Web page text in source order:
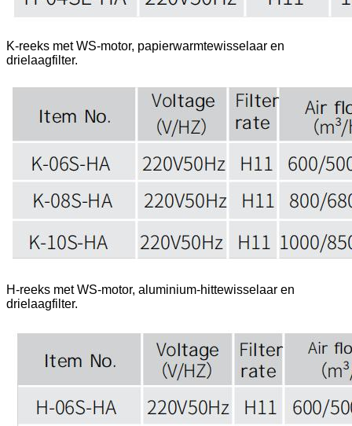
K-reeks met WS-motor, papierwarmtewisselaar en
drielaagfilter.
H-reeks met WS-motor, aluminium-hittewisselaar en
drielaagfilter.